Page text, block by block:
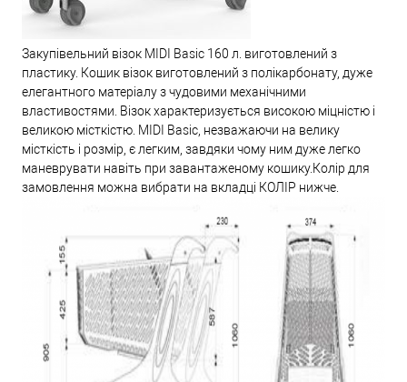
Закупівельний візок MIDI Basic 160 л. виготовлений з
пластику. Кошик візок виготовлений з полікарбонату, дуже
елегантного матеріалу з чудовими механічними
властивостями. Візок характеризується високою міцністю і
великою місткістю. MIDI Basic, незважаючи на велику
місткість і розмір, є легким, завдяки чому ним дуже легко
маневрувати навіть при завантаженому кошику.Колір для
замовлення можна вибрати на вкладці КОЛІР нижче.